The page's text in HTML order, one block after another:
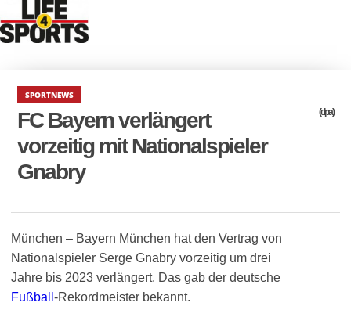
SPORTNEWS
FC Bayern verlängert
vorzeitig mit Nationalspieler
Gnabry
(dpa)
München – Bayern München hat den Vertrag von
Nationalspieler Serge Gnabry vorzeitig um drei
Jahre bis 2023 verlängert. Das gab der deutsche
Fußball -Rekordmeister bekannt.